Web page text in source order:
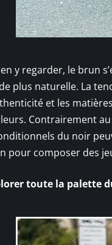
y regarder, le brun
plus naturelle. La
et les
Contrairement
du noir
pour composer des
toute la palette